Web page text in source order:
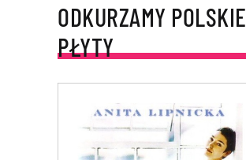
ODKURZAMY POLSKIE
PŁYTY